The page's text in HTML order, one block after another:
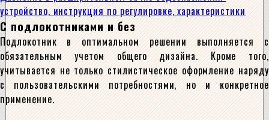
устройство, инструкция по регулировке, характеристики
С подлокотниками и без
Подлокотник в оптимальном решении выполняется с
обязательным учетом общего дизайна. Кроме того,
учитывается не только стилистическое оформление наряду
с пользовательскими потребностями, но и конкретное
применение.